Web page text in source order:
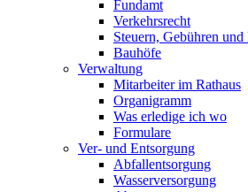
Fundamt
Verkehrsrecht
Steuern, Gebühren und
Bauhöfe
Verwaltung
Mitarbeiter im Rathaus
Organigramm
Was erledige ich wo
Formulare
Ver- und Entsorgung
Abfallentsorgung
Wasserversorgung